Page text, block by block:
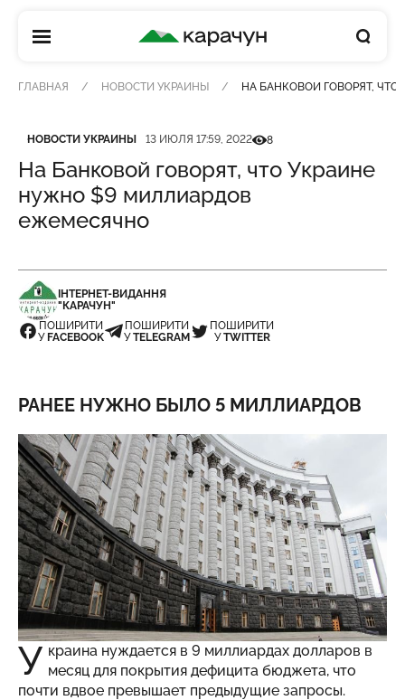
КАРАЧУН
ГЛАВНАЯ НОВОСТИ УКРАИНЫ НА БАНКОВОЙ ГОВОРЯТ,
Категория
НОВОСТИ УКРАИНЫ
Дата публикации 13 ИЮЛЯ 17:59, 2022Кількість переглядів
8
На Банковой говорят, что Украине
нужно $9 миллиардов
ежемесячно
ІНТЕРНЕТ-ВИДАННЯ
"КАРАЧУН"
ПОШИРИТИ
У FACEBOOK
ПОШИРИТИ
УTELEGRAM
ПОШИРИТИ
УTWITTER
РАНЕЕ НУЖНО БЫЛО 5 МИЛЛИАРДОВ
У краина нуждается в 9 миллиардах долларов в
месяц для покрытия дефицита бюджета, что
почти вдвое превышает предыдущие запросы.